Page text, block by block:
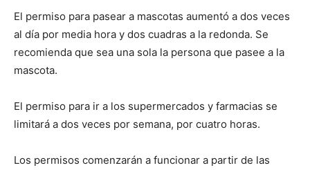
El permiso para pasear a mascotas aumentó a dos veces
al día por media hora y dos cuadras a la redonda. Se
recomienda que sea una sola la persona que pasee a la
mascota.
El permiso para ir a los supermercados y farmacias se
limitará a dos veces por semana, por cuatro horas.
Los permisos comenzarán a funcionar a partir de las